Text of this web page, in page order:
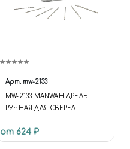
Арт. mw-2133
MW-2133 MANWAH ДРЕЛЬ
РУЧНАЯ ДЛЯ СВЕРЕЛ
КОМПЛЕКТЕ 7 СВЁРЕЛ)
от 624 ₽